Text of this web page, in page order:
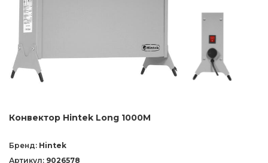
Конвектор Hintek Long 1000M
Бренд: Hintek
Артикул: 9026578